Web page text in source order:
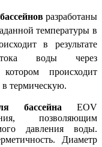
разработаны
температуры в
в результате
воды через
происходит
в термическую.
бассейна EOV
позволяющим
давления воды.
Диаметр